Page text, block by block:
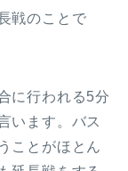
戦のことで
に行われる5分
います。バス
ことがほとん